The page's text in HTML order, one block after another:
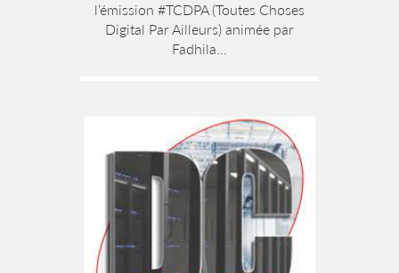
l’émission #TCDPA (Toutes Choses
Digital Par Ailleurs) animée par
Fadhila...